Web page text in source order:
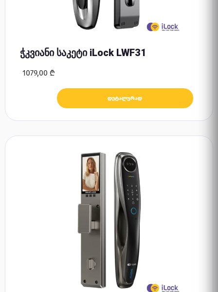
ჭკვიანი საკეტი iLock LWF31
1079,00 ₾
დეტალურად